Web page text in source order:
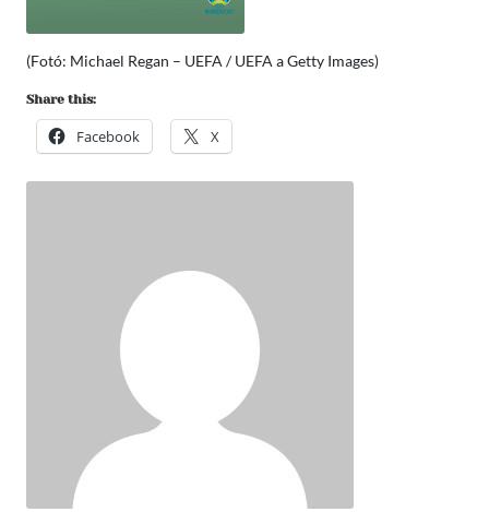
(Fotó: Michael Regan – UEFA / UEFA a Getty Images)
Share this:
Facebook X